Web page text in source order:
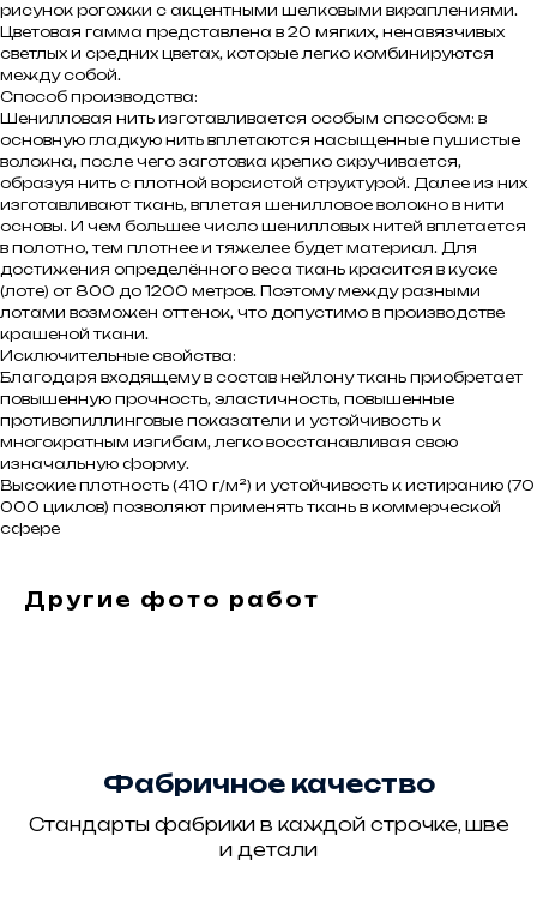
рисунок рогожки с акцентными шелковыми вкраплениями.
Цветовая гамма представлена в 20 мягких, ненавязчивых
светлых и средних цветах, которые легко комбинируются
между собой.
Способ производства:
Шенилловая нить изготавливается особым способом: в
основную гладкую нить вплетаются насыщенные пушистые
волокна, после чего заготовка крепко скручивается,
образуя нить с плотной ворсистой структурой. Далее из них
изготавливают ткань, вплетая шенилловое волокно в нити
основы. И чем большее число шенилловых нитей вплетается
в полотно, тем плотнее и тяжелее будет материал. Для
достижения определённого веса ткань красится в куске
(лоте) от 800 до 1200 метров. Поэтому между разными
лотами возможен оттенок, что допустимо в производстве
крашеной ткани.
Исключительные свойства:
Благодаря входящему в состав нейлону ткань приобретает
повышенную прочность, эластичность, повышенные
противопиллинговые показатели и устойчивость к
многократным изгибам, легко восстанавливая свою
изначальную форму.
Высокие плотность (410 г/м²) и устойчивость к истиранию (70
000 циклов) позволяют применять ткань в коммерческой
сфере
Другие фото работ
Фабричное качество
Стандарты фабрики в каждой строчке, шве
и детали